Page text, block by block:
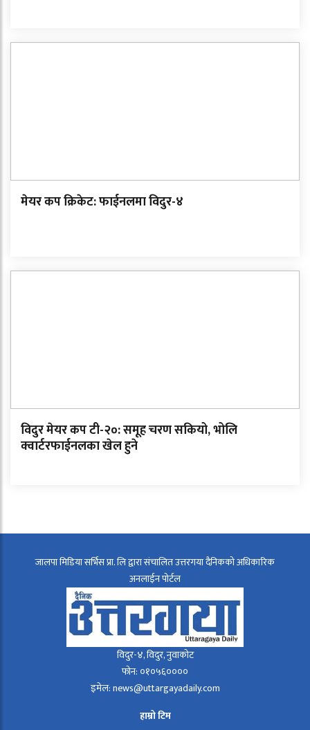
मेयर कप क्रिकेट: फाईनलमा विदुर-४
विदुर मेयर कप टी-२०: समूह चरण सकियो, भोलि
क्वार्टरफाईनलका खेल हुने
जालपा मिडिया सर्भिस प्रा. लि द्वारा संचालित उत्तरगया दैनिकको अधिकारिक
अनलाईन पोर्टल
विदुर-४, विदुर, नुवाकोट
फोन: ०१०५६००००
इमेल: news@uttargayadaily.com
हाम्रो टिम